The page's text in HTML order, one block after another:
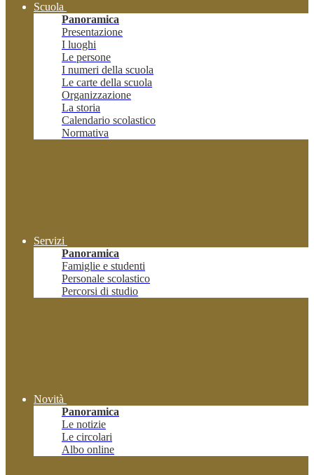
Scuola
Panoramica
Presentazione
I luoghi
Le persone
I numeri della scuola
Le carte della scuola
Organizzazione
La storia
Calendario scolastico
Normativa
Servizi
Panoramica
Famiglie e studenti
Personale scolastico
Percorsi di studio
Novità
Panoramica
Le notizie
Le circolari
Albo online